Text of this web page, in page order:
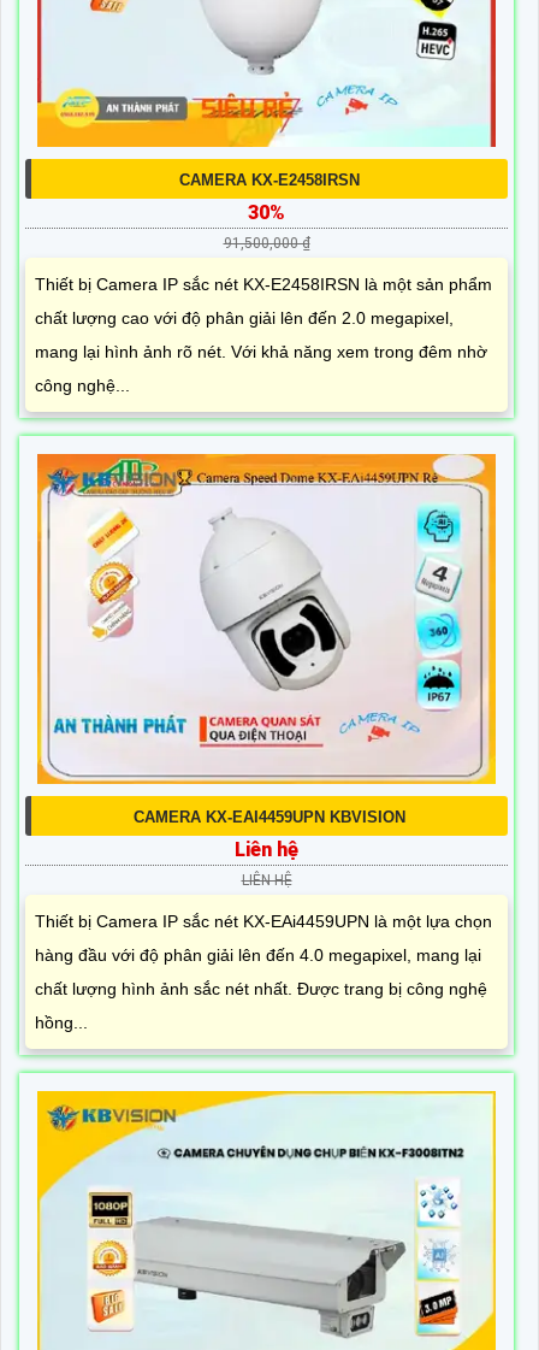
CAMERA KX-E2458IRSN
30%
91,500,000 ₫
Thiết bị Camera IP sắc nét KX-E2458IRSN là một sản phẩm
chất lượng cao với độ phân giải lên đến 2.0 megapixel,
mang lại hình ảnh rõ nét. Với khả năng xem trong đêm nhờ
công nghệ...
CAMERA KX-EAI4459UPN KBVISION
Liên hệ
LIÊN HỆ
Thiết bị Camera IP sắc nét KX-EAi4459UPN là một lựa chọn
hàng đầu với độ phân giải lên đến 4.0 megapixel, mang lại
chất lượng hình ảnh sắc nét nhất. Được trang bị công nghệ
hồng...